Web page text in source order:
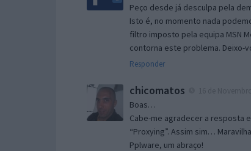
Peço desde já desculpa pela
Isto é, no momento nada
filtro imposto pela equipa MSN
contorna este problema. Deixo-
Responder
chicomatos
Boas…
Cabe-me agradecer a resposta
“Proxying”. Assim sim…
Pplware, um abraço!